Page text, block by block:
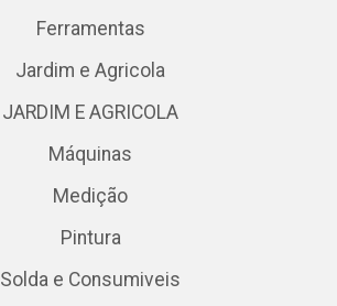
Ferramentas
Jardim e Agricola
JARDIM E AGRICOLA
Máquinas
Medição
Pintura
Solda e Consumiveis